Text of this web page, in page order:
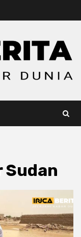
Sudan